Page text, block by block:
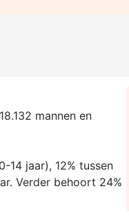
mannen en
14 jaar), 12% tussen
Verder behoort 24%